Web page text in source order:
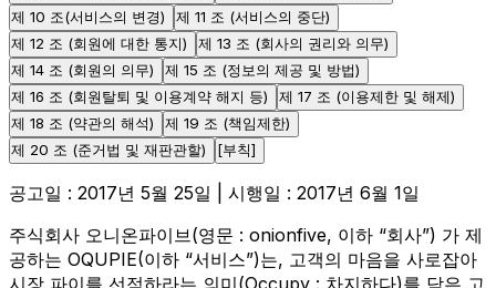
제 10 조(서비스의 변경)
제 11 조 (서비스의 중단)
제 12 조 (회원에 대한 통지)
제 13 조 (회사의 권리와 의무)
제 14 조 (회원의 의무)
제 15 조 (정보의 제공 및 방법)
제 16 조 (회원탈퇴 및 이용계약 해지 등)
제 17 조 (이용제한 및 해제)
제 18 조 (약관의 해석)
제 19 조 (책임제한)
제 20 조 (준거법 및 재판관할)
[부칙]
공고일 : 2017년 5월 25일 | 시행일 : 2017년 6월 1일
주식회사 오니온파이브(영문 : onionfive, 이하 “회사”) 가 제
공하는 OQUPIE(이하 “서비스”)는, 고객의 마음을 사로잡아
시장 파이를 선점하라는 의미(Occupy : 차지하다)를 담은 고